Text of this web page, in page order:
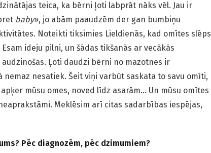
teica, ka bērni ļoti labprāt nāks vēl. Jau ir
baby», jo abām paaudzēm der gan bumbiņu
Noteikti tiksimies Lieldienās, kad omītes slēps
ideju pilni, un šādas tikšanās ar vecākās
Ļoti daudzi bērni no mazotnes ir
nemaz nesatiek. Šeit viņi varbūt saskata to savu omīti,
mūsu omes, noved līdz asarām… Un mūsu omītes
Meklēsim arī citas sadarbības iespējas,
Pēc diagnozēm, pēc dzimumiem?